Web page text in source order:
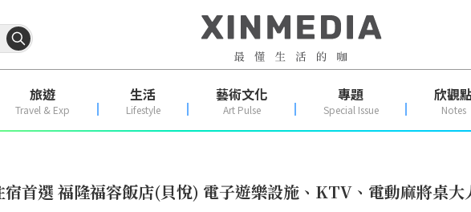
旅遊
Travel & Exp
生活
Lifestyle
藝術文化
Art Pulse
專題
Special Issue
欣觀
Notes
宿首選 福隆福容飯店(貝悅) 電子遊樂設施、KTV、電動麻將桌大